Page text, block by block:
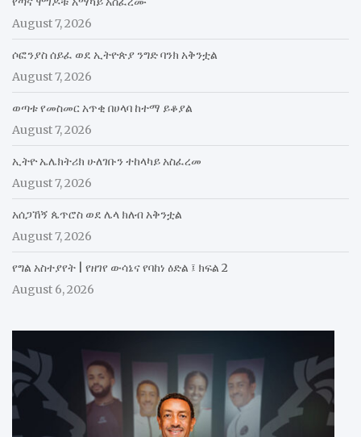
August 7, 2026
ሶፎንያስ ሰይፈ ወደ ኢትዮጵያ ንግድ ባንክ አቅንቷል
August 7, 2026
ወጣቱ የመስመር አጥቂ በሀላባ ከተማ ይቆያል
August 7, 2026
ኢትዮ ኤሌክትሪክ ሁለገቡን ተከላካይ አስፈረመ
August 7, 2026
አሰጋኸኝ ጴጥሮስ ወደ ሌላ ክለብ አቅንቷል
August 7, 2026
የግል አስተያየት | የዘገየ ውሳኔና የባከነ ዕድል ፤ ክፍል 2
August 6, 2026